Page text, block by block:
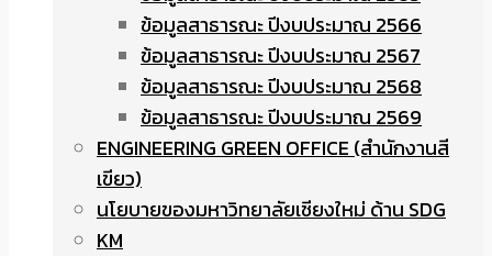
ข้อมูลสาธารณะ ปีงบประมาณ 2566
ข้อมูลสาธารณะ ปีงบประมาณ 2567
ข้อมูลสาธารณะ ปีงบประมาณ 2568
ข้อมูลสาธารณะ ปีงบประมาณ 2569
ENGINEERING GREEN OFFICE (สำนักงานสี
เขียว)
นโยบายของมหาวิทยาลัยเชียงใหม่ ด้าน SDG
KM